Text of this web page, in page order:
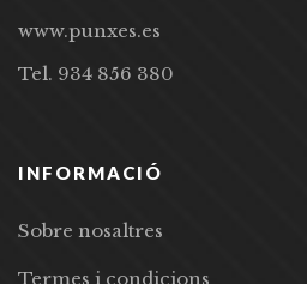
www.punxes.es
Tel. 934 856 380
INFORMACIÓ
Sobre nosaltres
Termes i condicions